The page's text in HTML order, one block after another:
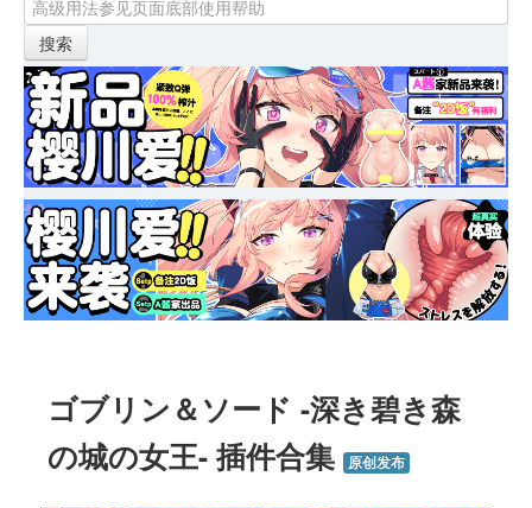
下资源
目录
本月新作
站内动态
小组
KF Online
ゴブリン＆ソード -深き碧き森
の城の女王- 插件合集
原创发布